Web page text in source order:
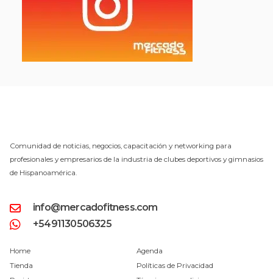
Comunidad de noticias, negocios, capacitación y networking para
profesionales y empresarios de la industria de clubes deportivos y gimnasios
de Hispanoamérica.
info@mercadofitness.com
+5491130506325
Home
Tienda
Agenda
Políticas de Privacidad